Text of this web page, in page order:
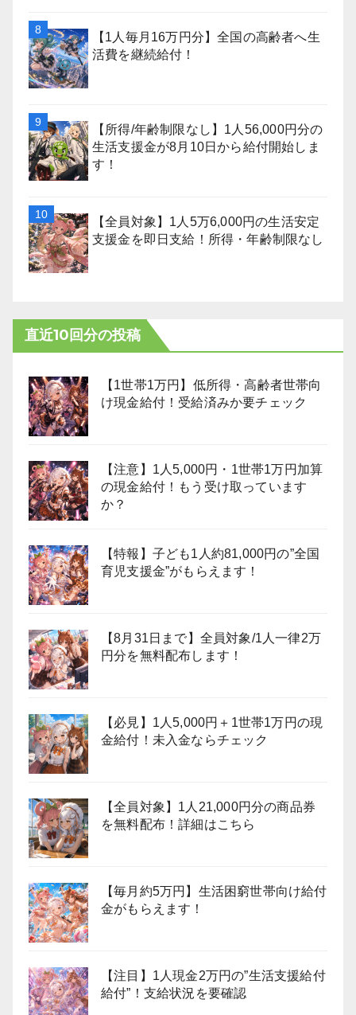
【1人毎月16万円分】全国の高齢者へ生
活費を継続給付！
【所得/年齢制限なし】1人56,000円分の
生活支援金が8月10日から給付開始しま
す！
【全員対象】1人5万6,000円の生活安定
支援金を即日支給！所得・年齢制限なし
直近10回分の投稿
【1世帯1万円】低所得・高齢者世帯向
け現金給付！受給済みか要チェック
【注意】1人5,000円・1世帯1万円加算
の現金給付！もう受け取っています
か？
【特報】子ども1人約81,000円の”全国
育児支援金”がもらえます！
【8月31日まで】全員対象/1人一律2万
円分を無料配布します！
【必見】1人5,000円＋1世帯1万円の現
金給付！未入金ならチェック
【全員対象】1人21,000円分の商品券
を無料配布！詳細はこちら
【毎月約5万円】生活困窮世帯向け給付
金がもらえます！
【注目】1人現金2万円の”生活支援給付
給付”！支給状況を要確認